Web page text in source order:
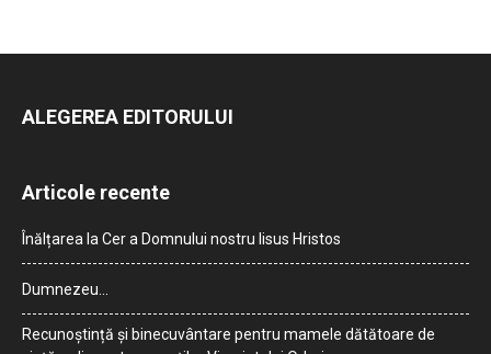
ALEGEREA EDITORULUI
Articole recente
Înălțarea la Cer a Domnului nostru Iisus Hristos
Dumnezeu…
Recunoștință și binecuvântare pentru mamele dătătoare de